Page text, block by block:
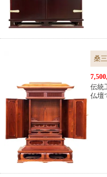
桑
伝統
仏壇